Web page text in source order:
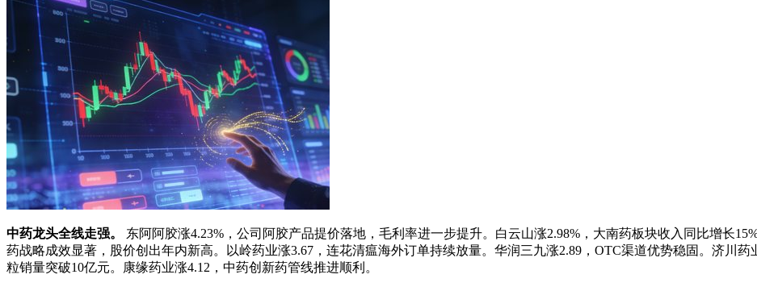
中药龙头全线走强。
东阿阿胶涨4.23%，公司阿胶产品提价落地，毛利率进一步提升。白云山涨2.98%，大南药板块收入同比增长
药战略成效显著，股价创出年内新高。以岭药业涨3.67，连花清瘟海外订单持续放量。华润三九涨2.89，OTC渠道优势稳固。济川药
粒销量突破10亿元。康缘药业涨4.12，中药创新药管线推进顺利。